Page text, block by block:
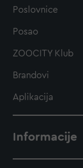
Poslovnice
Posao
ZOOCITY Klub
Brandovi
Aplikacija
Informacije